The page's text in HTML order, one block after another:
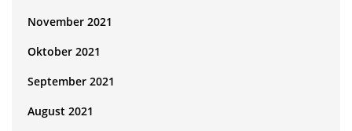
November 2021
Oktober 2021
September 2021
August 2021